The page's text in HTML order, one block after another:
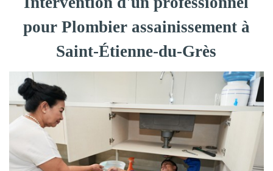
pour Plombier assainissement à
Saint-Étienne-du-Grès